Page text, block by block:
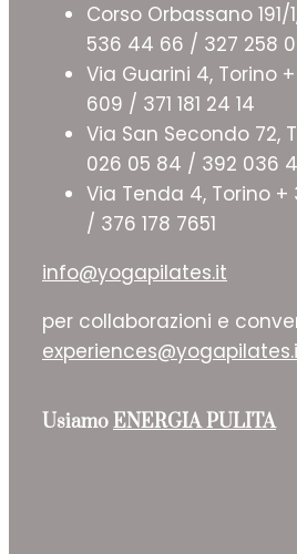
Corso Orbassano 191/
536 44 66 / 327 258
Via Guarini 4, Torino +
609 / 371 181 24 14
Via San Secondo 72,
026 05 84 / 392 036
Via Tenda 4, Torino +
/ 376 178 7651
info@yogapilates.it
per collaborazioni e
UsiamoENERGIA PULITA